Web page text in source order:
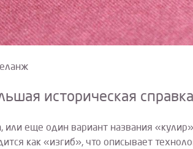
историческая справка
или еще один вариант названия
как «изгиб», что описывает